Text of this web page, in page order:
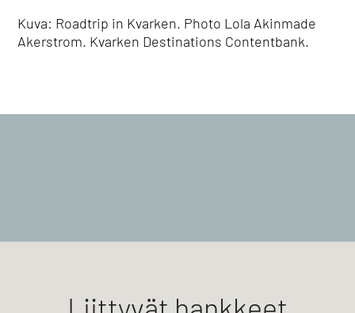
Kuva: Roadtrip in Kvarken. Photo Lola Akinmade
Akerstrom. Kvarken Destinations Contentbank.